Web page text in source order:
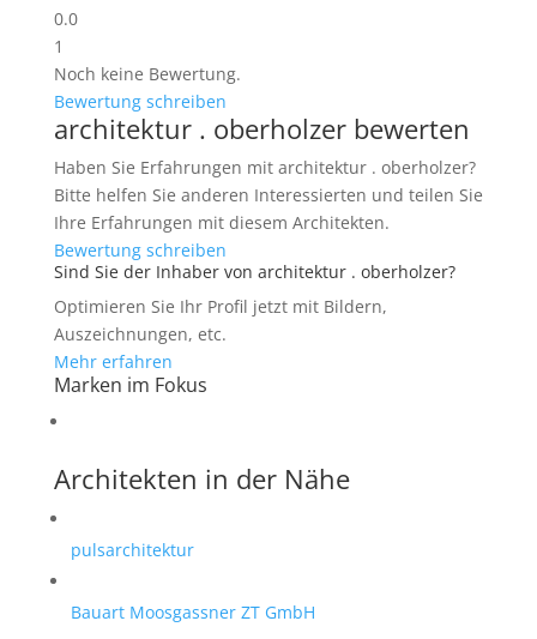
0.0
1
Noch keine Bewertung.
Bewertung schreiben
architektur . oberholzer bewerten
Haben Sie Erfahrungen mit architektur . oberholzer?
Bitte helfen Sie anderen Interessierten und teilen Sie
Ihre Erfahrungen mit diesem Architekten.
Bewertung schreiben
Sind Sie der Inhaber von architektur . oberholzer?
Optimieren Sie Ihr Profil jetzt mit Bildern,
Auszeichnungen, etc.
Mehr erfahren
Marken im Fokus
Architekten in der Nähe
pulsarchitektur
Bauart Moosgassner ZT GmbH